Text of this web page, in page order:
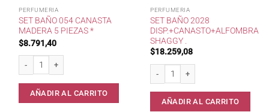
PERFUMERIA
SET BAÑO 054 CANASTA
MADERA 5 PIEZAS *
$8.791,40
Set Baño 054 Canasta Madera 5 Piezas * cantidad
AÑADIR AL CARRITO
PERFUMERIA
SET BAÑO 2028
DISP.+CANASTO+ALFOMBRA
SHAGGY .
$18.259,08
Set Baño 2028
AÑADIR AL CARRITO